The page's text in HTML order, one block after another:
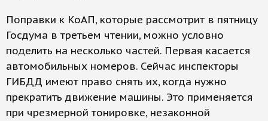
Поправки к КоАП, которые рассмотрит в пятницу
Госдума в третьем чтении, можно условно
поделить на несколько частей. Первая касается
автомобильных номеров. Сейчас инспекторы
ГИБДД имеют право снять их, когда нужно
прекратить движение машины. Это применяется
при чрезмерной тонировке, незаконной